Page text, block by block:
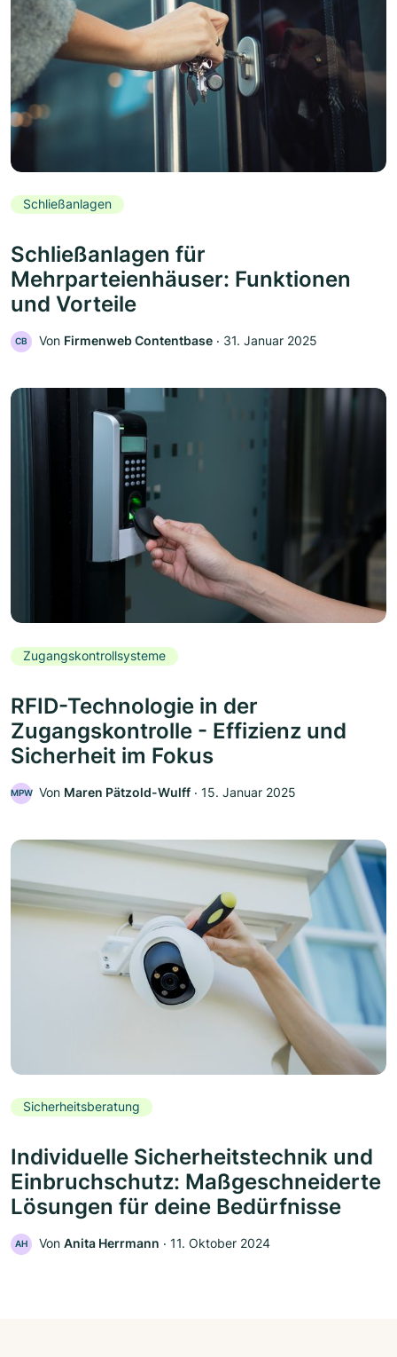
Schließanlagen
Schließanlagen für
Mehrparteienhäuser: Funktionen
und Vorteile
CB Von Firmenweb Contentbase ‧ 31. Januar 2025
Zugangskontrollsysteme
RFID-Technologie in der
Zugangskontrolle - Effizienz und
Sicherheit im Fokus
MPW Von Maren Pätzold-Wulff ‧ 15. Januar 2025
Sicherheitsberatung
Individuelle Sicherheitstechnik und
Einbruchschutz: Maßgeschneiderte
Lösungen für deine Bedürfnisse
AH Von Anita Herrmann ‧ 11. Oktober 2024